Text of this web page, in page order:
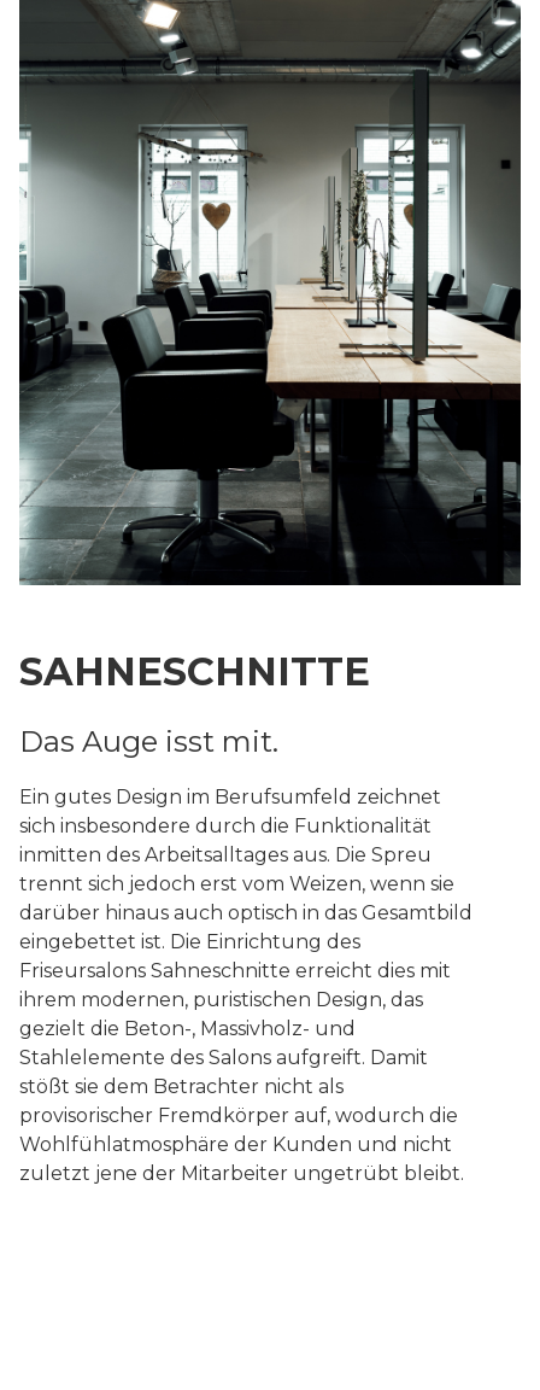
SAHNESCHNITTE
Das Auge isst mit.
Ein gutes Design im Berufsumfeld zeichnet
sich insbesondere durch die Funktionalität
inmitten des Arbeitsalltages aus. Die Spreu
trennt sich jedoch erst vom Weizen, wenn sie
darüber hinaus auch optisch in das Gesamtbild
eingebettet ist. Die Einrichtung des
Friseursalons Sahneschnitte erreicht dies mit
ihrem modernen, puristischen Design, das
gezielt die Beton-, Massivholz- und
Stahlelemente des Salons aufgreift. Damit
stößt sie dem Betrachter nicht als
provisorischer Fremdkörper auf, wodurch die
Wohlfühlatmosphäre der Kunden und nicht
zuletzt jene der Mitarbeiter ungetrübt bleibt.